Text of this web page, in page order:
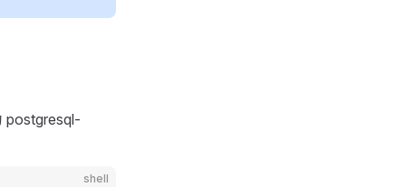
postgresql-
shell